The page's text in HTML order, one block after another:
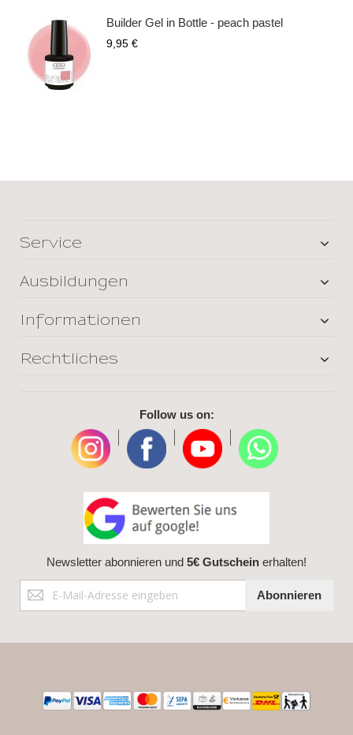
Builder Gel in Bottle - peach pastel
9,95 €
Service
Ausbildungen
Informationen
Rechtliches
Follow us on:
Newsletter abonnieren und 5€ Gutschein erhalten!
Anmeldung
zum
Abonnieren